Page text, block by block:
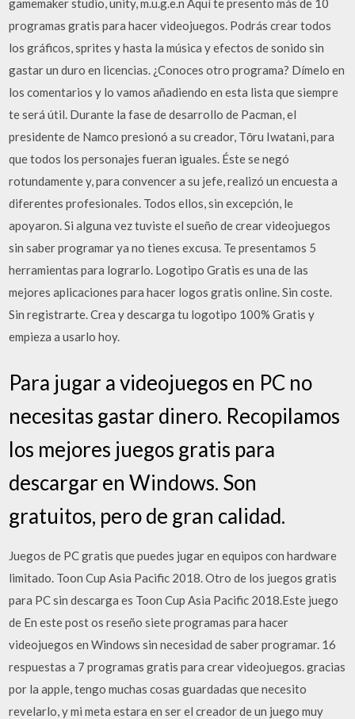
gamemaker studio, unity, m.u.g.e.n Aquí te presento más de 10
programas gratis para hacer videojuegos. Podrás crear todos
los gráficos, sprites y hasta la música y efectos de sonido sin
gastar un duro en licencias. ¿Conoces otro programa? Dímelo en
los comentarios y lo vamos añadiendo en esta lista que siempre
te será útil. Durante la fase de desarrollo de Pacman, el
presidente de Namco presionó a su creador, Tōru Iwatani, para
que todos los personajes fueran iguales. Éste se negó
rotundamente y, para convencer a su jefe, realizó un encuesta a
diferentes profesionales. Todos ellos, sin excepción, le
apoyaron. Si alguna vez tuviste el sueño de crear videojuegos
sin saber programar ya no tienes excusa. Te presentamos 5
herramientas para lograrlo. Logotipo Gratis es una de las
mejores aplicaciones para hacer logos gratis online. Sin coste.
Sin registrarte. Crea y descarga tu logotipo 100% Gratis y
empieza a usarlo hoy.
Para jugar a videojuegos en PC no
necesitas gastar dinero. Recopilamos
los mejores juegos gratis para
descargar en Windows. Son
gratuitos, pero de gran calidad.
Juegos de PC gratis que puedes jugar en equipos con hardware
limitado. Toon Cup Asia Pacific 2018. Otro de los juegos gratis
para PC sin descarga es Toon Cup Asia Pacific 2018.Este juego
de En este post os reseño siete programas para hacer
videojuegos en Windows sin necesidad de saber programar. 16
respuestas a 7 programas gratis para crear videojuegos. gracias
por la apple, tengo muchas cosas guardadas que necesito
revelarlo, y mi meta estara en ser el creador de un juego muy